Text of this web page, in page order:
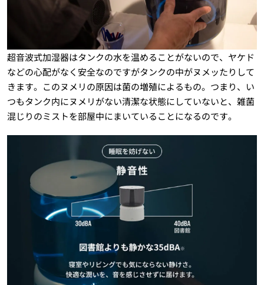
超音波式加湿器はタンクの水を温めることがないので、ヤケド
などの心配がなく安全なのですがタンクの中がヌメッたりして
きます。このヌメリの原因は菌の増殖によるもの。つまり、い
つもタンク内にヌメリがない清潔な状態にしていないと、雑菌
混じりのミストを部屋中にまいていることになるのです。